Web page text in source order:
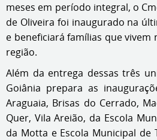
meses em período integral, o
de Oliveira foi inaugurado na
e beneficiará famílias que
região.
Além da entrega dessas três
Goiânia prepara as
Araguaia, Brisas do Cerrado,
Quer, Vila Areião, da Escola
da Motta e Escola Municipal de